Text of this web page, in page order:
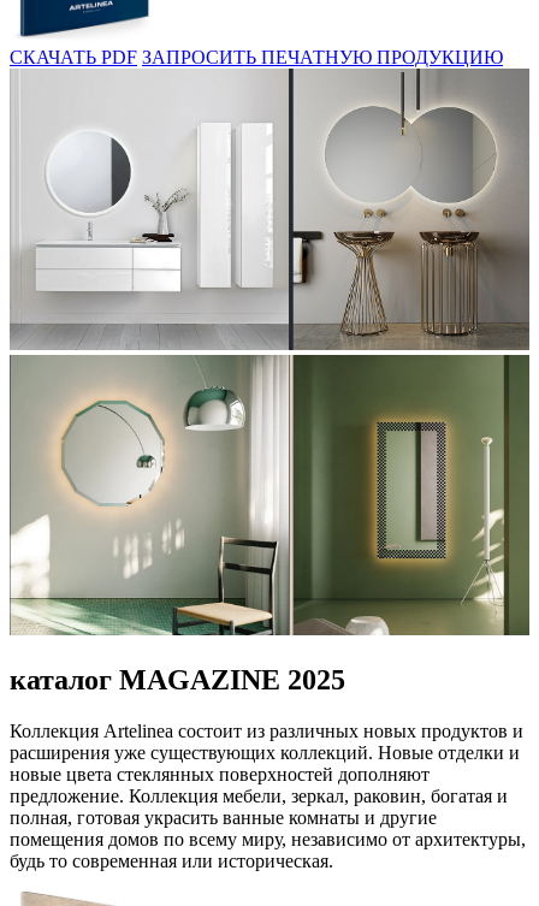
СКАЧАТЬ PDF ЗАПРОСИТЬ ПЕЧАТНУЮ ПРОДУКЦИЮ
каталог MAGAZINE 2025
Коллекция Artelinea состоит из различных новых продуктов и
расширения уже существующих коллекций. Новые отделки и
новые цвета стеклянных поверхностей дополняют
предложение. Коллекция мебели, зеркал, раковин, богатая и
полная, готовая украсить ванные комнаты и другие
помещения домов по всему миру, независимо от архитектуры,
будь то современная или историческая.